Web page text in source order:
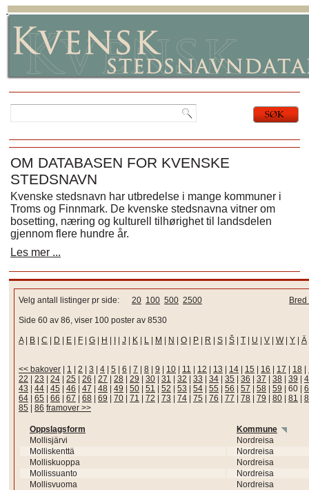
OM DATABASEN FOR KVENSKE
STEDSNAVN
Kvenske stedsnavn har utbredelse i mange kommuner i
Troms og Finnmark. De kvenske stedsnavna vitner om
bosetting, næring og kulturell tilhørighet til landsdelen
gjennom flere hundre år.
Les mer ...
Velg antall listinger pr side: 20 100 500 2500
Side 60 av 86, viser 100 poster av 8530
A| B C D E F G H J K L M N O P R S Š T U V W| Y Ä
<< bakover 1 2 3 4 5 6 7 8 9 10 11 12 13 14 15 16 17 18
22
23 24 25 26 27 28 29 30 31 32 33 34 35 36 37 38 39
43
44 45 46 47 48 49 50 51 52 53 54 55 56 57 58 59 60
64
65 66 67 68 69 70 71 72 73 74 75 76 77 78 79 80 81
85
86 framover >>
Oppslagsform
Kommune
Mollisjärvi
Nordreisa
Molliskenttä
Nordreisa
Molliskuoppa
Nordreisa
Mollissuanto
Nordreisa
Mollisvuoma
Nordreisa